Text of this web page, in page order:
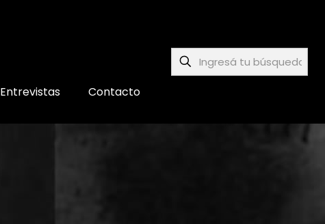
Entrevistas Contacto